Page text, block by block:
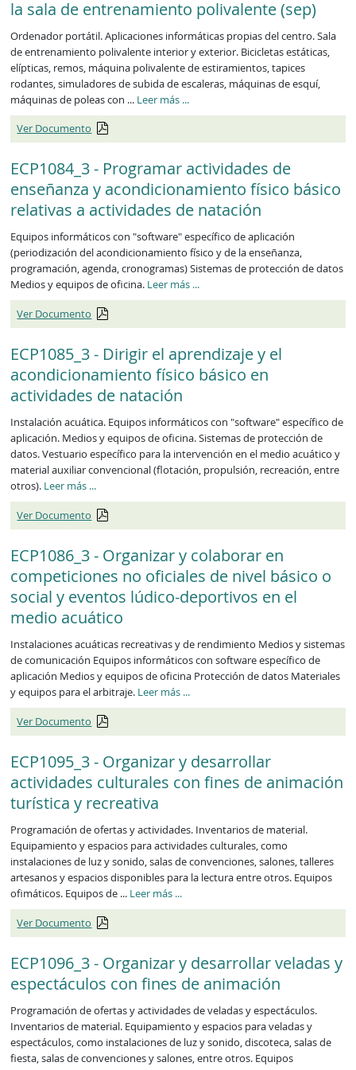
la sala de entrenamiento polivalente (sep)
Ordenador portátil. Aplicaciones informáticas propias del centro. Sala
de entrenamiento polivalente interior y exterior. Bicicletas estáticas,
elípticas, remos, máquina polivalente de estiramientos, tapices
rodantes, simuladores de subida de escaleras, máquinas de esquí,
máquinas de poleas con ... Leer más ...
Ver Documento
ECP1084_3 - Programar actividades de
enseñanza y acondicionamiento físico básico
relativas a actividades de natación
Equipos informáticos con "software" específico de aplicación
(periodización del acondicionamiento físico y de la enseñanza,
programación, agenda, cronogramas) Sistemas de protección de datos
Medios y equipos de oficina. Leer más ...
Ver Documento
ECP1085_3 - Dirigir el aprendizaje y el
acondicionamiento físico básico en
actividades de natación
Instalación acuática. Equipos informáticos con "software" específico de
aplicación. Medios y equipos de oficina. Sistemas de protección de
datos. Vestuario específico para la intervención en el medio acuático y
material auxiliar convencional (flotación, propulsión, recreación, entre
otros). Leer más ...
Ver Documento
ECP1086_3 - Organizar y colaborar en
competiciones no oficiales de nivel básico o
social y eventos lúdico-deportivos en el
medio acuático
Instalaciones acuáticas recreativas y de rendimiento Medios y sistemas
de comunicación Equipos informáticos con software específico de
aplicación Medios y equipos de oficina Protección de datos Materiales
y equipos para el arbitraje. Leer más ...
Ver Documento
ECP1095_3 - Organizar y desarrollar
actividades culturales con fines de animación
turística y recreativa
Programación de ofertas y actividades. Inventarios de material.
Equipamiento y espacios para actividades culturales, como
instalaciones de luz y sonido, salas de convenciones, salones, talleres
artesanos y espacios disponibles para la lectura entre otros. Equipos
ofimáticos. Equipos de ... Leer más ...
Ver Documento
ECP1096_3 - Organizar y desarrollar veladas y
espectáculos con fines de animación
Programación de ofertas y actividades de veladas y espectáculos.
Inventarios de material. Equipamiento y espacios para veladas y
espectáculos, como instalaciones de luz y sonido, discoteca, salas de
fiesta, salas de convenciones y salones, entre otros. Equipos